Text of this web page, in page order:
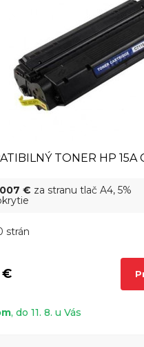
TONER HP 15A
€ za stranu tlač A4, 5%
strán
€
, do 11. 8. u Vás